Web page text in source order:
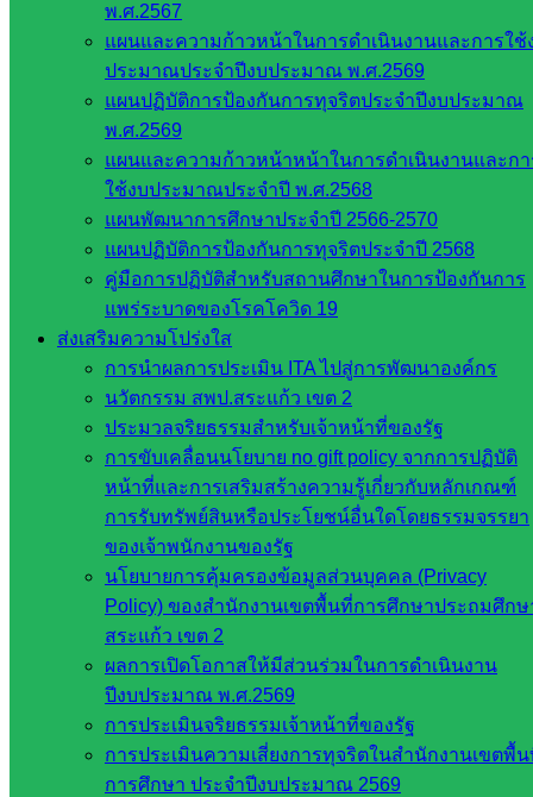
พ.ศ.2567
แผนและความก้าวหน้าในการดำเนินงานและการใช้
ประมาณประจำปีงบประมาณ พ.ศ.2569
แผนปฏิบัติการป้องกันการทุจริตประจำปีงบประมาณ
พ.ศ.2569
แผนและความก้าวหน้าหน้าในการดำเนินงานและก
ใช้งบประมาณประจำปี พ.ศ.2568
แผนพัฒนาการศึกษาประจำปี 2566-2570
แผนปฏิบัติการป้องกันการทุจริตประจำปี 2568
คู่มือการปฏิบัติสำหรับสถานศึกษาในการป้องกันการ
แพร่ระบาดของโรคโควิด 19
ส่งเสริมความโปร่งใส
การนำผลการประเมิน ITA ไปสู่การพัฒนาองค์กร
นวัตกรรม สพป.สระแก้ว เขต 2
ประมวลจริยธรรมสำหรับเจ้าหน้าที่ของรัฐ
การขับเคลื่อนนโยบาย no gift policy จากการปฏิบัติ
หน้าที่และการเสริมสร้างความรู้เกี่ยวกับหลักเกณฑ์
การรับทรัพย์สินหรือประโยชน์อื่นใดโดยธรรมจรรยา
ของเจ้าพนักงานของรัฐ
นโยบายการคุ้มครองข้อมูลส่วนบุคคล (Privacy
Policy) ของสำนักงานเขตพื้นที่การศึกษาประถมศึกษ
สระแก้ว เขต 2
ผลการเปิดโอกาสให้มีส่วนร่วมในการดำเนินงาน
ปีงบประมาณ พ.ศ.2569
การประเมินจริยธรรมเจ้าหน้าที่ของรัฐ
การประเมินความเสี่ยงการทุจริตในสำนักงานเขตพื้
การศึกษา ประจำปีงบประมาณ 2569
ถ่ายภาพและเนื้อหาข่าว : นางสาวรุ่งฤดี คงเล็ก
อำนวยการผลิต : นายวรรชัย เหนือเกาะหวาย ครูชำนาญการ
พิเศษ รักษาการในตำแหน่งผู้อำนวยการโรงเรียน
+++ชมภาพถ่ายทั้งหมด+++
410
โรงเรียนประชาเกษตรพัฒนา
หน่วยงาน
ที่เกี่ยวข้อง
ศึกษาธิการ